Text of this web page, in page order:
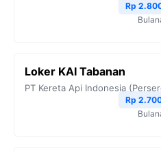
Rp
Loker KAI Tabanan
PT Kereta Api Indonesia
Rp